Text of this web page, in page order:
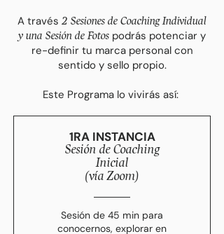
A través 2 Sesiones de Coaching Individual
y una Sesión de Fotos podrás potenciar y
re-definir tu marca personal con
sentido y sello propio.
Este Programa lo vivirás así:
1RA INSTANCIA
Sesión de Coaching
Inicial
(vía Zoom)
Sesión de 45 min para
conocernos, explorar en